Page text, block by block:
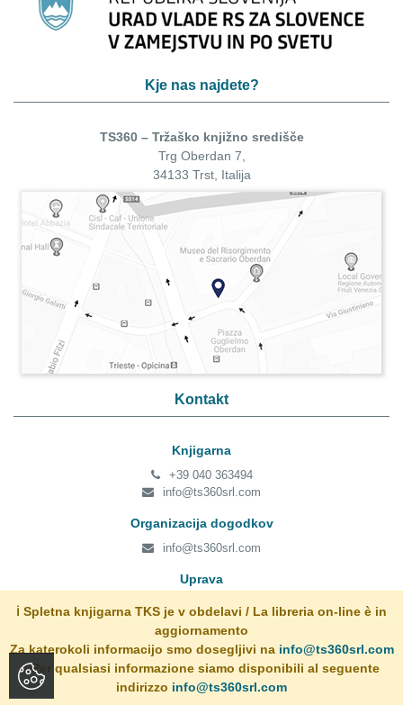
Kje nas najdete?
TS360 – Tržaško knjižno središče
Trg Oberdan 7,
34133 Trst, Italija
Kontakt
Knjigarna
+39 040 363494
info@ts360srl.com
Organizacija dogodkov
info@ts360srl.com
Uprava
admin@ts360srl.com
Copyright © 2017 - 2026 TS360 – Tržaško knjižno središče, Vse pravice
pridržane!
ℹ️ Spletna knjigarna TKS je v obdelavi / La libreria on-line è in
aggiornamento
Za katerokoli informacijo smo dosegljivi na info@ts360srl.com
/ Per qualsiasi informazione siamo disponibili al seguente
indirizzo info@ts360srl.com